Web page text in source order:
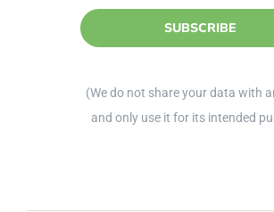
(We do not share your data with
and only use it for its intended